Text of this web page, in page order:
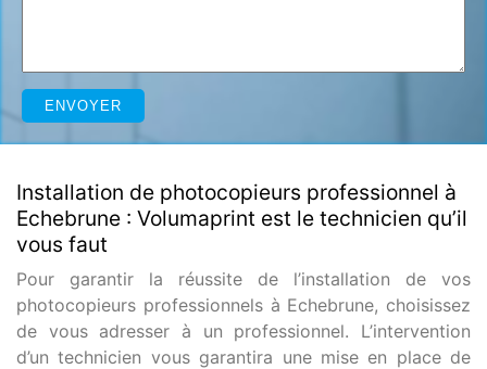
Installation de photocopieurs professionnel à
Echebrune : Volumaprint est le technicien qu’il
vous faut
Pour garantir la réussite de l’installation de vos
photocopieurs professionnels à Echebrune, choisissez
de vous adresser à un professionnel. L’intervention
d’un technicien vous garantira une mise en place de